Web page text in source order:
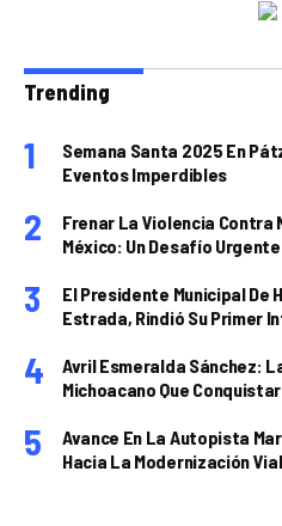
Trending
Semana Santa 2025 En
Eventos Imperdibles
Frenar La Violencia Contra
México: Un Desafío
El Presidente Municipal De
Estrada, Rindió Su Primer
Avril Esmeralda Sánchez:
Michoacano Que
Avance En La Autopista
Hacia La Modernización Vial